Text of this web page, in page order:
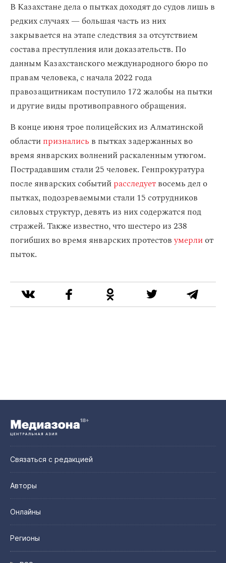
В Казахстане дела о пытках доходят до судов лишь в
редких случаях — большая часть из них
закрывается на этапе следствия за отсутствием
состава преступления или доказательств. По
данным Казахстанского международного бюро по
правам человека, с начала 2022 года
правозащитникам поступило 172 жалобы на пытки
и другие виды противоправного обращения.
В конце июня трое полицейских из Алматинской
областипризнались в пытках задержанных во
время январских волнений раскаленным утюгом.
Пострадавшим стали 25 человек. Генпрокуратура
после январских событийрасследуетвосемь дел о
пытках, подозреваемыми стали 15 сотрудников
силовых структур, девять из них содержатся под
стражей. Также известно, что шестеро из 238
погибших во время январских протестовумерлиот
пыток.
Связаться с редакцией
Авторы
Онлайны
Регионы